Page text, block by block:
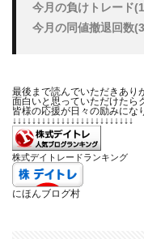
今月の負けトレード
今月の同値撤退回数
最後まで読んでいただきあり
面白いと思っていただけたら
皆様の応援が日々の励みにな
↓↓↓↓↓↓↓↓↓↓↓↓↓↓↓↓↓↓↓↓↓↓↓↓↓
株式デイトレードランキング
にほんブログ村